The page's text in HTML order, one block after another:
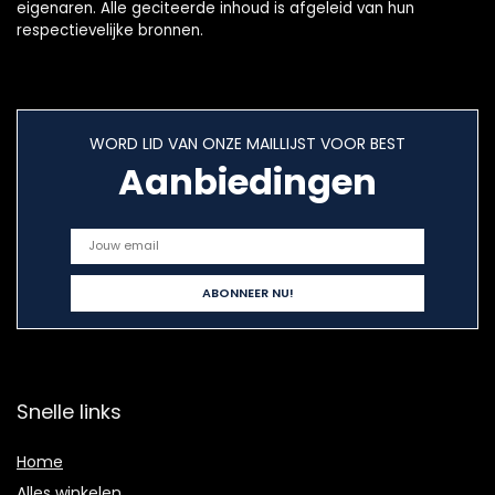
eigenaren. Alle geciteerde inhoud is afgeleid van hun
respectievelijke bronnen.
WORD LID VAN ONZE MAILLIJST VOOR BEST
Aanbiedingen
Snelle links
Home